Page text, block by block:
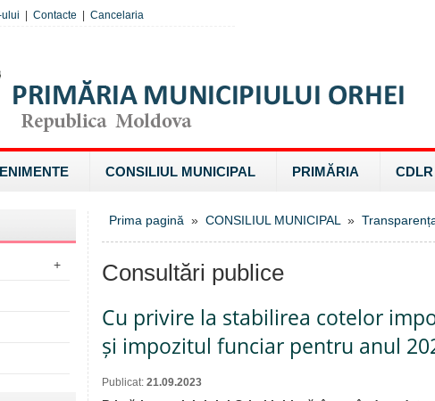
ului Contacte Cancelaria
CONSILIUL MUNICIPAL PRIMĂRIA
+
Prima pagină » CONSILIUL MUNICIPAL »
Consultări publice
Cu privire la stabilirea cotelor
și impozitul funciar pentru anul
Publicat: 21.09.2023